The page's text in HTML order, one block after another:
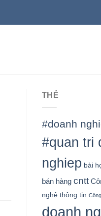
THẺ
#doanh
#quan tri
nghiep bài
bán hàng cntt
nghệ thông tin
doanh